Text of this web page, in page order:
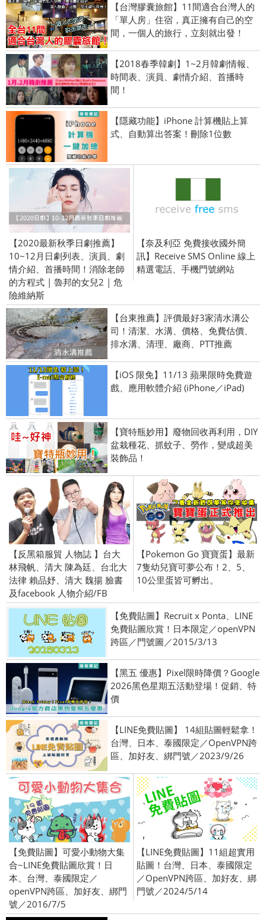
【台灣膠囊旅館】11間適合台灣人的
「單人房」住宿，真正擁有自己的空
間，一個人的旅行，立刻就出發！
【2018春季韓劇】1~2月韓劇情報、
時間表、演員、劇情介紹、首播時
間！
【隱藏功能】iPhone 計算機貼上算
式、自動算出答案！刪除1位數
【2020最新秋季日劇推薦】
10~12月日劇列表、演員、劇
情介紹、首播時間！消除老師
的方程式 | 魯邦的女兒2 | 危
險維納斯
【奈及利亞 免費接收國外簡
訊】Receive SMS Online 線上
精選電話、手機門號網站
【台東推薦】評價最好3家清水溝公
司！清潔、水溝、價格、免費估價、
排水溝、清理、廠商、PTT推薦
【iOS 限免】11/13 蘋果限時免費遊
戲、應用軟體介紹 (iPhone／iPad)
【寶特瓶妙用】廢物回收再利用，DIY
盆栽種花、抓蚊子、勞作，變成超美
裝飾品！
【反黑箱服貿 人物誌 】台大
林飛帆、清大 陳為廷、台北大
法律 賴品妤、清大 魏揚 臉書
及facebook 人物介紹/FB
【Pokemon Go 寶寶蛋】最新
7隻幼兒寶可夢公布！2、5、
10公里蛋皆可孵出。
【免費貼圖】Recruit x Ponta、LINE
免費貼圖欣賞！日本限定／openVPN
跨區／門號圖／2015/3/13
【黑五 優惠】Pixel限時降價？Google
2026黑色星期五活動登場！促銷、特
價
【LINE免費貼圖】 14組貼圖輕鬆拿！
台灣、日本、泰國限定／OpenVPN跨
區、加好友、綁門號／2023/9/26
【免費貼圖】可愛小動物大集
合~LINE免費貼圖欣賞！日
本、台灣、泰國限定／
openVPN跨區、加好友、綁門
號／2016/7/5
【LINE免費貼圖】11組超實用
貼圖！台灣、日本、泰國限定
／OpenVPN跨區、加好友、綁
門號／2024/5/14